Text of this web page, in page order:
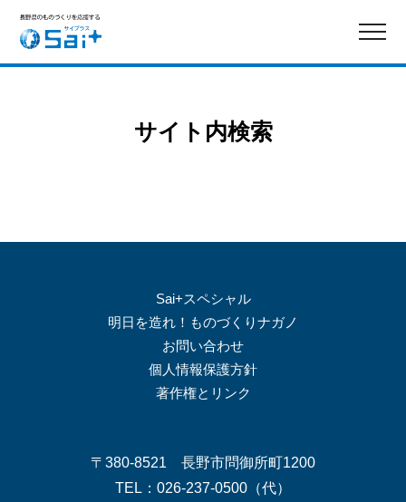
サイト内検索
Sai+スペシャル
明日を造れ！ものづくりナガノ
お問い合わせ
個人情報保護方針
著作権とリンク
〒380-8521 長野市問御所町1200
TEL：026-237-0500（代）